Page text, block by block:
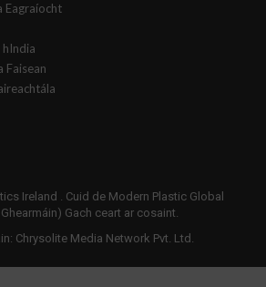
Eagraíocht
Faisean
Ireland . Cuid de Modern Plastic Global
Gach ceart ar cosaint.
Chrysolite Media Network Pvt. Ltd.